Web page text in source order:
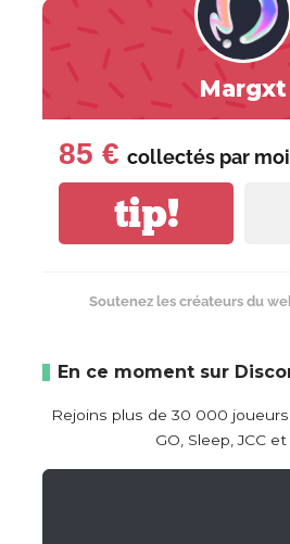
Margxt
85 € collectés par
tip!
Soutenez les créateurs du
En ce moment sur
Rejoins plus de 30 000
GO, Sleep, JCC et